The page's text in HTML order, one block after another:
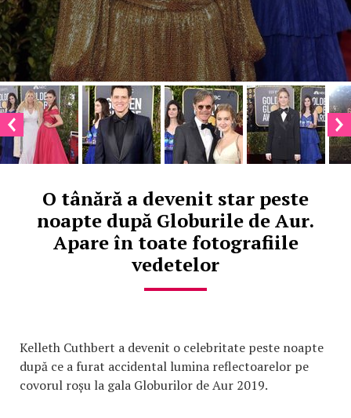
O tânără a devenit star peste
noapte după Globurile de Aur.
Apare în toate fotografiile
vedetelor
Kelleth Cuthbert a devenit o celebritate peste noapte
după ce a furat accidental lumina reflectoarelor pe
covorul roșu la gala Globurilor de Aur 2019.